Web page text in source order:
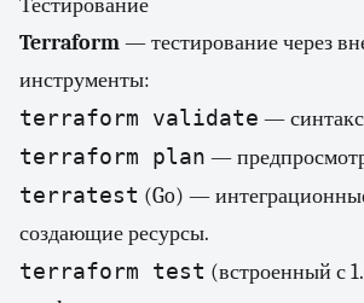
Тестирование
Terraform— тестирование через
инструменты:
terraform validate —
terraform plan —
terratest (Go) —
создающие ресурсы.
terraform test (встроенный с